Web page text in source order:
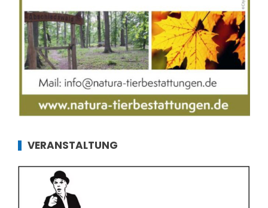
VERANSTALTUNG